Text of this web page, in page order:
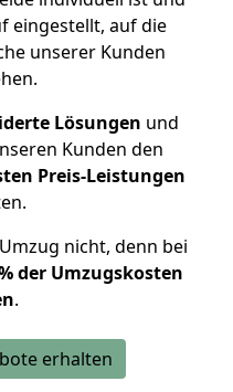
eingestellt, auf die
unserer Kunden
Lösungen und
Kunden den
Preis-Leistungen
nicht, denn bei
der Umzugskosten
.
erhalten